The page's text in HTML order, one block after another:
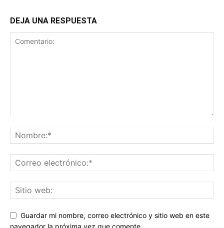
DEJA UNA RESPUESTA
Guardar mi nombre, correo electrónico y sitio web en este